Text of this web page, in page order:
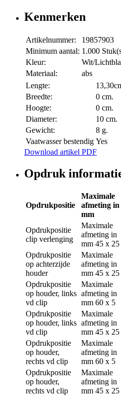
Kenmerken
Artikelnummer:
19857903
Minimum aantal: 1.000
Kleur:
Wit/
Materiaal:
abs
Lengte:
Breedte:
0 cm.
Hoogte:
0 cm.
Diameter:
10 cm.
Gewicht:
8 g.
Vaatwasser bestendig Yes
Download artikel PDF
Opdruk
Opdrukpositie
Maximale
afmeting in
mm
Opdrukpositie
clip verlenging
Maximale
afmeting in
mm 45 x 25
Opdrukpositie
op achterzijde
houder
Maximale
afmeting in
mm 45 x 25
Opdrukpositie
op houder, links
vd clip
Maximale
afmeting in
mm 60 x 5
Opdrukpositie
op houder, links
vd clip
Maximale
afmeting in
mm 45 x 25
Opdrukpositie
op houder,
rechts vd clip
Maximale
afmeting in
mm 60 x 5
Opdrukpositie
op houder,
rechts vd clip
Maximale
afmeting in
mm 45 x 25